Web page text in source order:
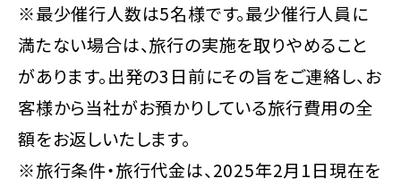
※最少催行人数は5名様です。最少催行人員に
満たない場合は、旅行の実施を取りやめること
があります。出発の3日前にその旨をご連絡し、お
客様から当社がお預かりしている旅行費用の全
額をお返しいたします。
※旅行条件・旅行代金は、2025年2月1日現在を